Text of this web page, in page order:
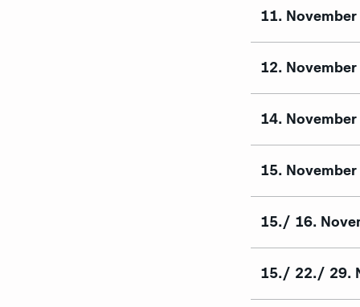
11. November
12. November
14. November
15. November
15./ 16.
15./ 22./ 29.